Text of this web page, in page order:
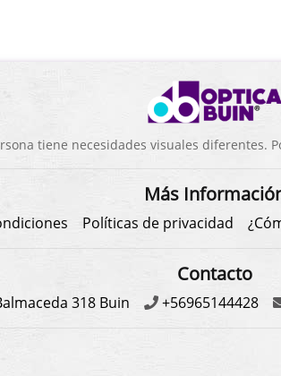
tiene necesidades visuales diferentes.
Más
Políticas de privacidad
Contacto
318 Buin +56965144428